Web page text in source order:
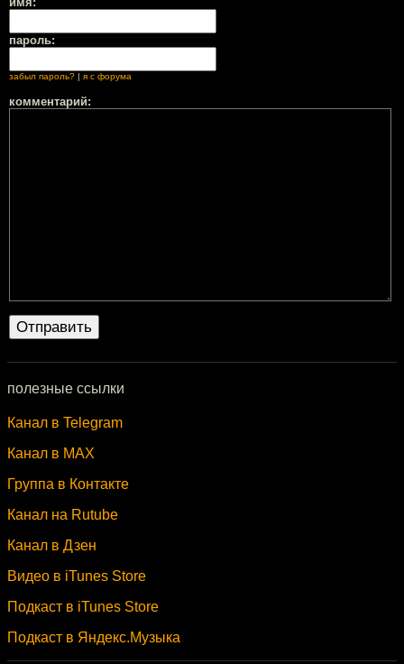
пароль:
забыл пароль? | я с форума
комментарий:
полезные ссылки
Канал в Telegram
Канал в MAX
Группа в Контакте
Канал на Rutube
Канал в Дзен
Видео в iTunes Store
Подкаст в iTunes Store
Подкаст в Яндекс.Музыка